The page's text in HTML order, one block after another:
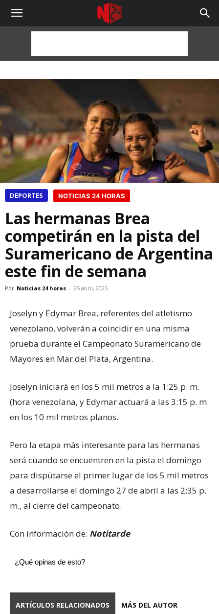
NOTICIAS
HORAS
DEPORTES NOTICIAS 24 HORAS
Las hermanas Brea
competirán en la pista del
Suramericano de Argentina
este fin de semana
Por Noticias 24 horas - 25 abril, 2025
Joselyn y Edymar Brea, referentes del atletismo
venezolano, volverán a coincidir en una misma
prueba durante el Campeonato Suramericano de
Mayores en Mar del Plata, Argentina.
Joselyn iniciará en los 5 mil metros a la 1:25 p. m.
(hora venezolana, y Edymar actuará a las 3:15 p. m.
en los 10 mil metros planos.
Pero la etapa más interesante para las hermanas
será cuando se encuentren en la pista el domingo
para dispütarse el primer lugar de los 5 mil metros
a desarrollarse el domingo 27 de abril a las 2:35 p.
m., al cierre del campeonato.
Con información de: Notitarde
¿Qué opinas de esto?
ARTÍCULOS RELACIONADOS MÁS DEL AUTOR